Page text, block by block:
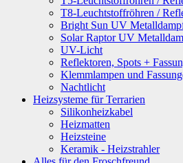
T8-Leuchtstoffröhren /
Bright Sun UV
Solar Raptor UV
UV-Licht
Reflektoren, Spots +
Klemmlampen und
Nachtlicht
Heizsysteme für Terrarien
Silikonheizkabel
Heizmatten
Heizsteine
Keramik - Heizstrahler